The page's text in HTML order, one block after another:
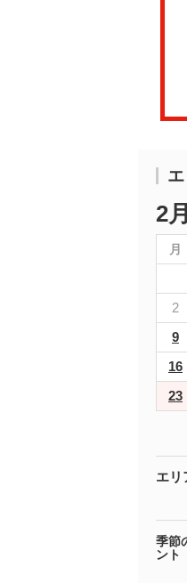
2月
月
2
9
16
23
エリ
季節
ント